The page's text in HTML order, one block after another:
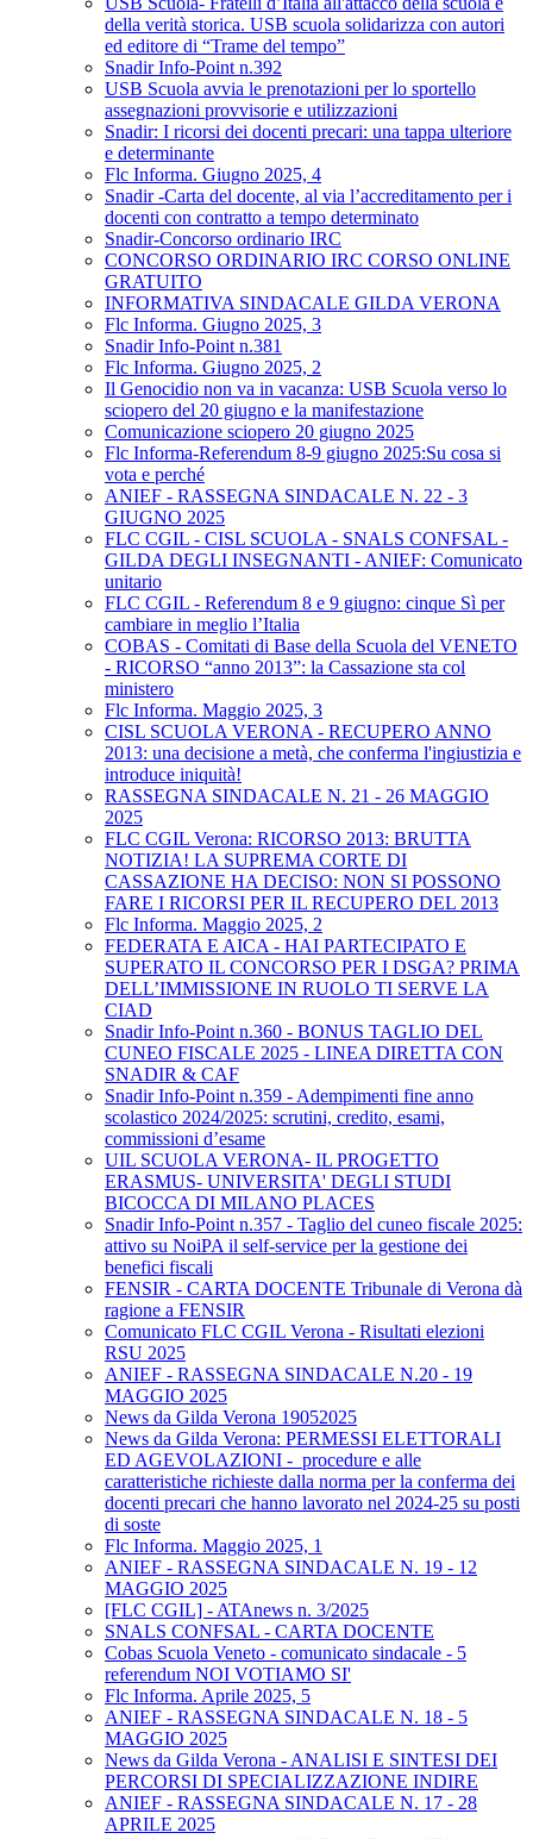
della verità storica. USB scuola solidarizza con autori
ed editore di “Trame del tempo”
Snadir Info-Point n.392
USB Scuola avvia le prenotazioni per lo sportello
assegnazioni provvisorie e utilizzazioni
Snadir: I ricorsi dei docenti precari: una tappa ulteriore
e determinante
Flc Informa. Giugno 2025, 4
Snadir -Carta del docente, al via l’accreditamento per i
docenti con contratto a tempo determinato
Snadir-Concorso ordinario IRC
CONCORSO ORDINARIO IRC CORSO ONLINE
GRATUITO
INFORMATIVA SINDACALE GILDA VERONA
Flc Informa. Giugno 2025, 3
Snadir Info-Point n.381
Flc Informa. Giugno 2025, 2
Il Genocidio non va in vacanza: USB Scuola verso lo
sciopero del 20 giugno e la manifestazione
Comunicazione sciopero 20 giugno 2025
Flc Informa-Referendum 8-9 giugno 2025:Su cosa si
vota e perché
ANIEF - RASSEGNA SINDACALE N. 22 - 3
GIUGNO 2025
FLC CGIL - CISL SCUOLA - SNALS CONFSAL -
GILDA DEGLI INSEGNANTI - ANIEF: Comunicato
unitario
FLC CGIL - Referendum 8 e 9 giugno: cinque Sì per
cambiare in meglio l’Italia
COBAS - Comitati di Base della Scuola del VENETO
- RICORSO “anno 2013”: la Cassazione sta col
ministero
Flc Informa. Maggio 2025, 3
CISL SCUOLA VERONA - RECUPERO ANNO
2013: una decisione a metà, che conferma l'ingiustizia e
introduce iniquità!
RASSEGNA SINDACALE N. 21 - 26 MAGGIO
2025
FLC CGIL Verona: RICORSO 2013: BRUTTA
NOTIZIA! LA SUPREMA CORTE DI
CASSAZIONE HA DECISO: NON SI POSSONO
FARE I RICORSI PER IL RECUPERO DEL 2013
Flc Informa. Maggio 2025, 2
FEDERATA E AICA - HAI PARTECIPATO E
SUPERATO IL CONCORSO PER I DSGA? PRIMA
DELL’IMMISSIONE IN RUOLO TI SERVE LA
CIAD
Snadir Info-Point n.360 - BONUS TAGLIO DEL
CUNEO FISCALE 2025 - LINEA DIRETTA CON
SNADIR & CAF
Snadir Info-Point n.359 - Adempimenti fine anno
scolastico 2024/2025: scrutini, credito, esami,
commissioni d’esame
UIL SCUOLA VERONA- IL PROGETTO
ERASMUS- UNIVERSITA' DEGLI STUDI
BICOCCA DI MILANO PLACES
Snadir Info-Point n.357 - Taglio del cuneo fiscale 2025:
attivo su NoiPA il self-service per la gestione dei
benefici fiscali
FENSIR - CARTA DOCENTE Tribunale di Verona dà
ragione a FENSIR
Comunicato FLC CGIL Verona - Risultati elezioni
RSU 2025
ANIEF - RASSEGNA SINDACALE N.20 - 19
MAGGIO 2025
News da Gilda Verona 19052025
News da Gilda Verona: PERMESSI ELETTORALI
ED AGEVOLAZIONI - procedure e alle
caratteristiche richieste dalla norma per la conferma dei
docenti precari che hanno lavorato nel 2024-25 su posti
di soste
Flc Informa. Maggio 2025, 1
ANIEF - RASSEGNA SINDACALE N. 19 - 12
MAGGIO 2025
[FLC CGIL] - ATAnews n. 3/2025
SNALS CONFSAL - CARTA DOCENTE
Cobas Scuola Veneto - comunicato sindacale - 5
referendum NOI VOTIAMO SI'
Flc Informa. Aprile 2025, 5
ANIEF - RASSEGNA SINDACALE N. 18 - 5
MAGGIO 2025
News da Gilda Verona - ANALISI E SINTESI DEI
PERCORSI DI SPECIALIZZAZIONE INDIRE
ANIEF - RASSEGNA SINDACALE N. 17 - 28
APRILE 2025